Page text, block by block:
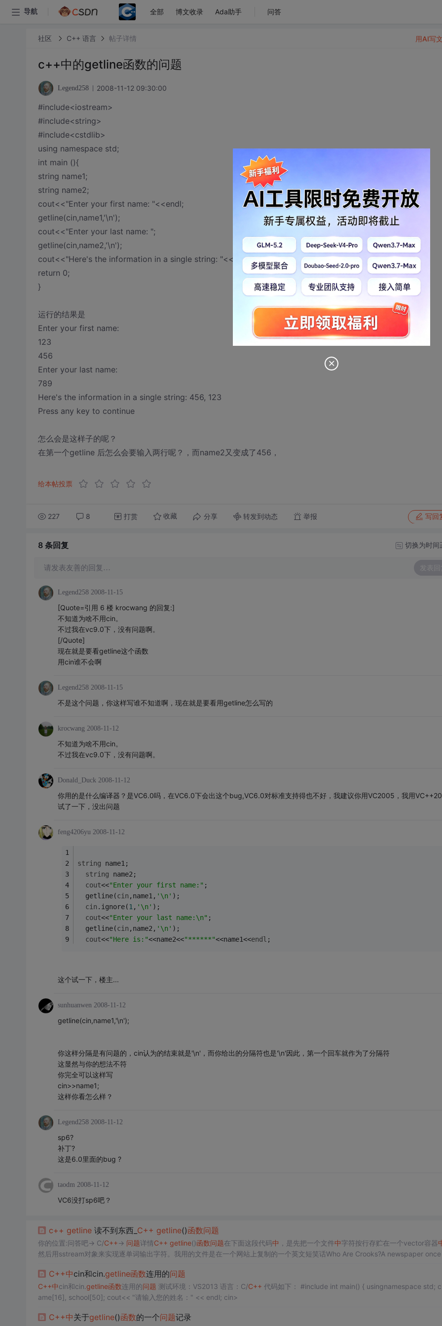
导航 全部 博文收录 Ada助手 问答
社区 C++ 语言 帖子详情
c++中的getline函数的问题
Legend258 2008-11-12 09:30:00
#include<iostream>
#include<string>
#include<cstdlib>
using namespace std;
int main (){
string name1;
string name2;
cout<<"Enter your first name: "<<endl;
getline(cin,name1,'\n');
cout<<"Enter your last name: ";
getline(cin,name2,'\n');
cout<<"Here's the information in a single string: "<<name2<<", "<<name1<<endl;
return 0;
}
运行的结果是
Enter your first name:
123
456
Enter your last name:
789
Here's the information in a single string: 456, 123
Press any key to continue
怎么会是这样子的呢？
在第一个getline 后怎么会要输入两行呢？，而name2又变成了456，
给本帖投票
227 8 打赏 收藏 分享 转发到动态 举报 写回
用AI写
8 条回复 切换为时间
请发表友善的回复… 发表回
Legend258 2008-11-15
[Quote=引用 6 楼 krocwang 的回复:]
不知道为啥不用cin。
不过我在vc9.0下，没有问题啊。
[/Quote]
现在就是要看getline这个函数
用cin谁不会啊
Legend258 2008-11-15
不是这个问题，你这样写谁不知道啊，现在就是要看用getline怎么写的
krocwang 2008-11-12
不知道为啥不用cin。
不过我在vc9.0下，没有问题啊。
Donald_Duck 2008-11-12
你用的是什么编译器？是VC6.0吗，在VC6.0下会出这个bug,VC6.0对标准支持得也不好，我建议你用VC2005，我用
试了一下，没出问题
feng4206yu 2008-11-12
string name1;
string name2;
cout<<"Enter your first name:" ;
  getline(
cin ,name1, '\n' );
cin .ignore(1 , '\n' );
cout<<"Enter your last name:\n" ;
  getline(
cin ,name2, '\n' );
cout<<"Here is:"<<name2<<"******"<<name1<<endl ;
这个试一下，楼主...
sunhuanwen 2008-11-12
getline(cin,name1,'\n');
你这样分隔是有问题的，cin认为的结束就是'\n'，而你给出的分隔符也是'\n'因此，第一个回车就作为了分隔符
这显然与你的想法不符
你完全可以这样写
cin>>name1;
这样你看怎么样？
Legend258 2008-11-12
sp6?
补丁?
这是6.0里面的bug ?
taodm 2008-11-12
VC6没打sp6吧？
c++ getline读不到东西_ C++ getline()函数问题
你的位置:问答吧-> C/C++-> 问题详情C++ getline()函数问题在下面这段代码中 ，是先把一个文件中字符按行存贮在一个vector容器
然后用sstream对象来实现逐单词输出字符。我用的文件是在一个网站上复制的一个英文短笑话Who Are Crooks?A newspaper
C++中cin和cin.getline函数连用的问题
C++中cin和cin. getline函数连用的问题 测试环境：VS2013 语言：C/C++
ame[16], school[50]; cout<< "请输入您的姓名：" << endl; cin>
C++中关于getline()函数的一个问题记录